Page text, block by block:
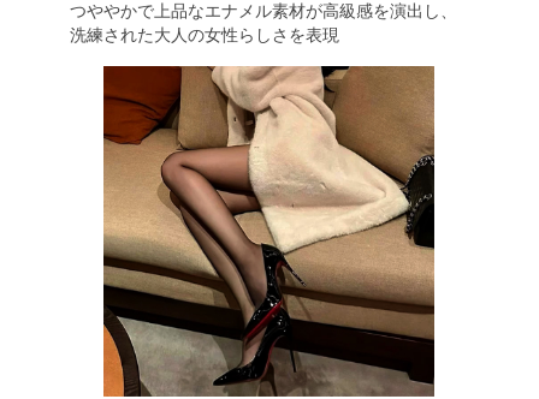
つややかで上品なエナメル素材が高級感を演出し、
洗練された大人の女性らしさを表現